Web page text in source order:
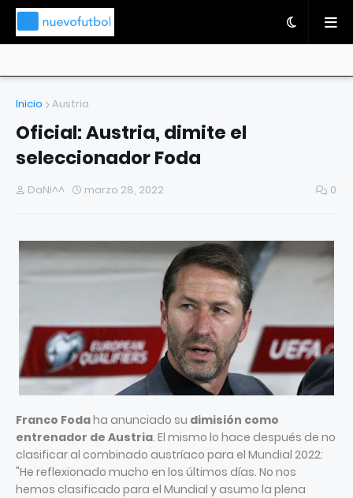
Inicio Austria
Oficial: Austria, dimite el
seleccionador Foda
DaNi^^ marzo 28, 2022 0
Franco Fodaha anunciado su dimisión como
entrenador de Austria. El mismo lo hace después de no
clasificar al combinado austríaco para el Mundial 2022:
"He reflexionado mucho en los últimos días. No nos
hemos clasificado para el Mundial y asumo la plena